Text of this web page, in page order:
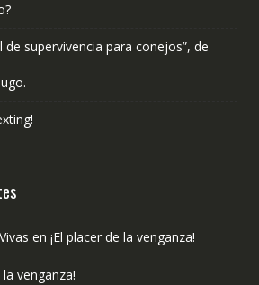
de supervivencia para conejos”, de
en ¡El placer de la venganza!
la venganza!